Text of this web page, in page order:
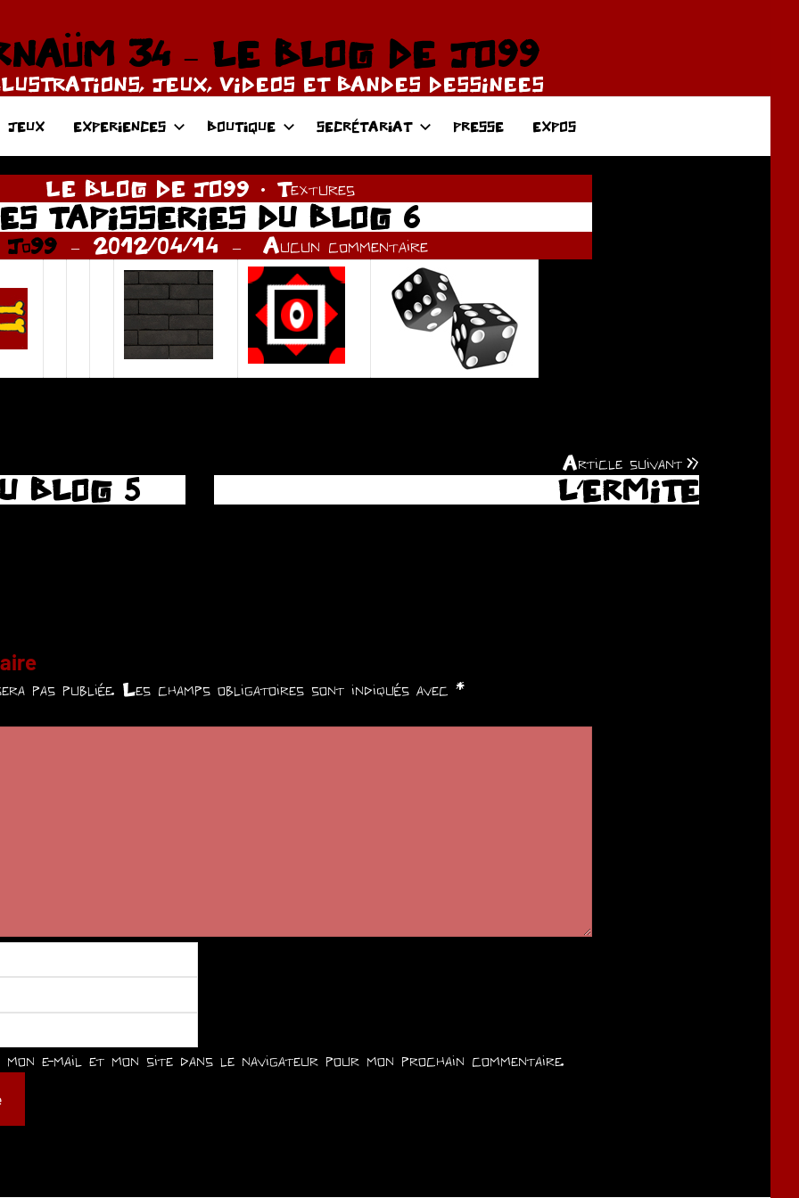
34 – LE BLOG DE JO99
JEUX, VIDEOS ET BANDES DESSINEES
JEUX EXPERIENCES BOUTIQUE SECRÉTARIAT PRESSE EXPOS
LE BLOG DE JO99 Textures
TAPISSERIES DU BLOG 6
Jo99 2012/04/14 Aucun commentaire
BLOG 5
Article suivant
L’ERMITE
pas publiée. Les champs obligatoires sont indiqués avec *
e-mail et mon site dans le navigateur pour mon prochain commentaire.